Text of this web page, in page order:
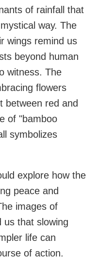
of rainfall that
way. The
wings remind us
beyond human
witness. The
flowers
between red and
of "bamboo
symbolizes
explore how the
peace and
images of
us that slowing
life can
of action.